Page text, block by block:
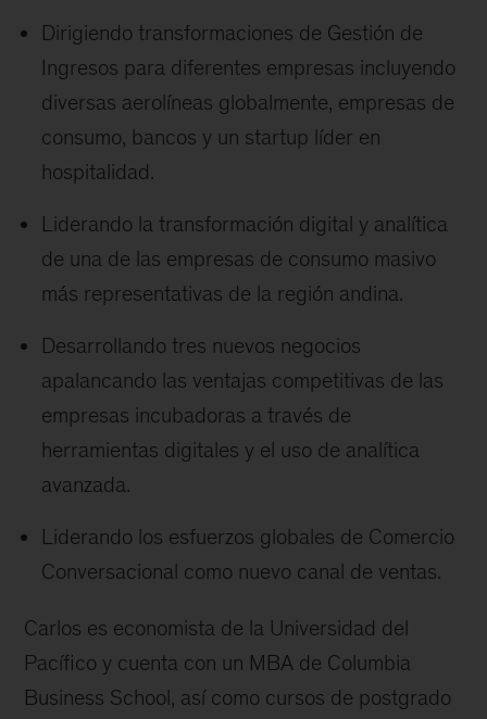
Dirigiendo transformaciones de Gestión de
Ingresos para diferentes empresas incluyendo
diversas aerolíneas globalmente, empresas de
consumo, bancos y un startup líder en
hospitalidad.
Liderando la transformación digital y analítica
de una de las empresas de consumo masivo
más representativas de la región andina.
Desarrollando tres nuevos negocios
apalancando las ventajas competitivas de las
empresas incubadoras a través de
herramientas digitales y el uso de analítica
avanzada.
Liderando los esfuerzos globales de Comercio
Conversacional como nuevo canal de ventas.
Carlos es economista de la Universidad del
Pacífico y cuenta con un MBA de Columbia
Business School, así como cursos de postgrado